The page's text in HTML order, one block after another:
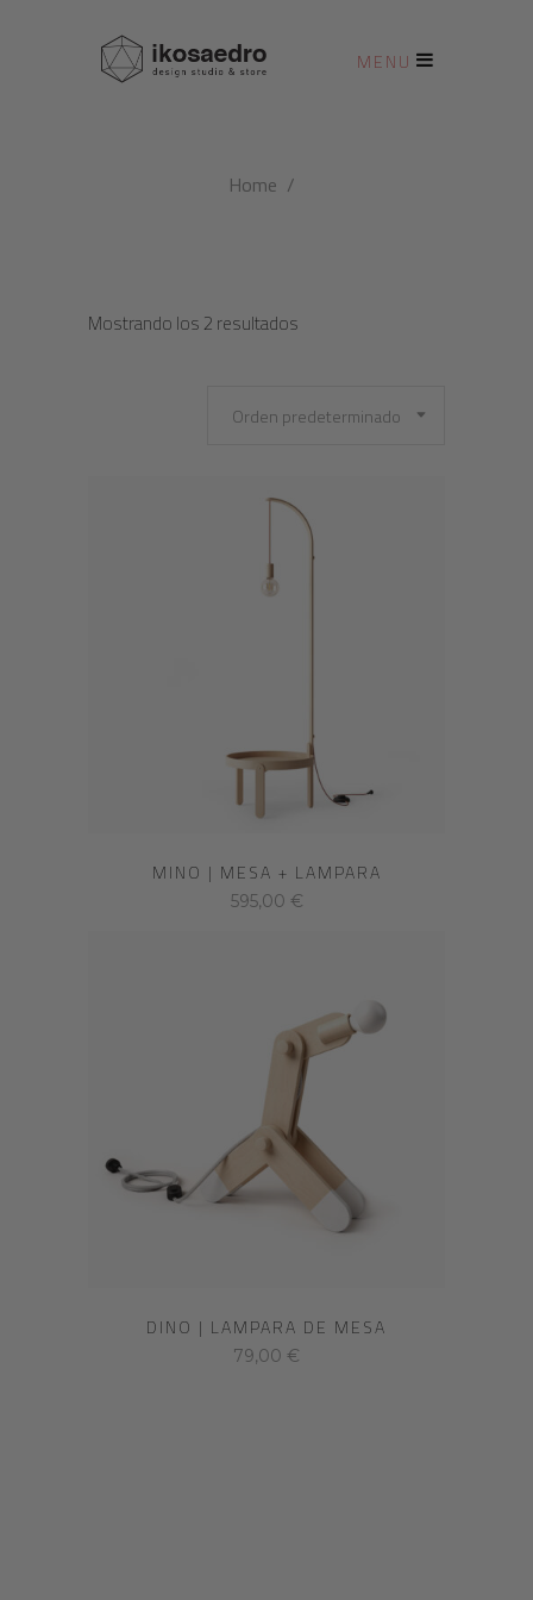
MENU
Home /
Mostrando los 2 resultados
Orden predeterminado
MINO | MESA + LAMPARA
595,00 €
DINO | LAMPARA DE MESA
79,00 €